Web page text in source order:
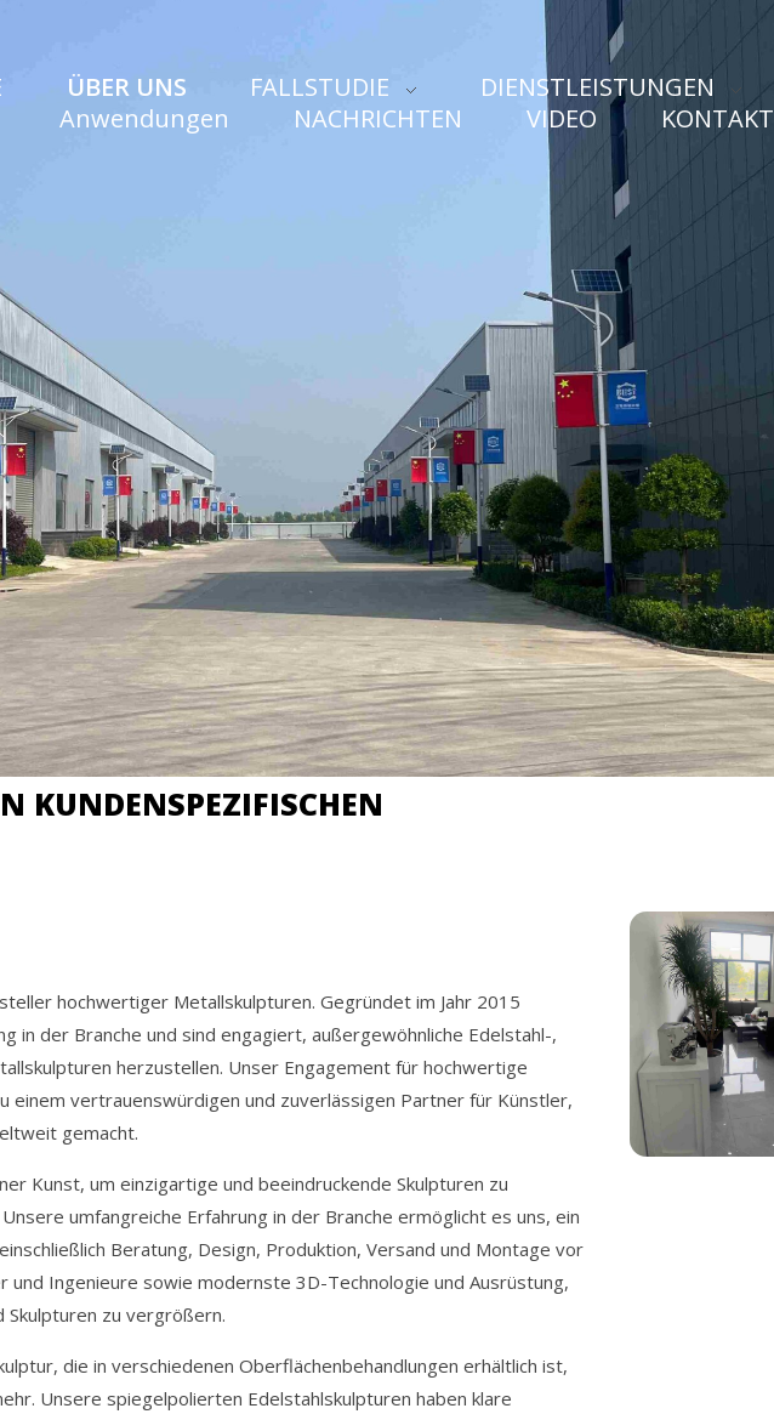
ÜBER UNS FALLSTUDIE
DIENSTLEISTUNGEN
Anwendungen
NACHRICHTEN VIDEO KONTAKT
KUNDENSPEZIFISCHEN
hochwertiger Metallskulpturen. Gegründet im Jahr 2015
in der Branche und sind engagiert, außergewöhnliche Edelstahl-,
herzustellen. Unser Engagement für hochwertige
einem vertrauenswürdigen und zuverlässigen Partner für Künstler,
gemacht.
Kunst, um einzigartige und beeindruckende Skulpturen zu
umfangreiche Erfahrung in der Branche ermöglicht es uns, ein
Beratung, Design, Produktion, Versand und Montage vor
Ingenieure sowie modernste 3D-Technologie und Ausrüstung,
zu vergrößern.
die in verschiedenen Oberflächenbehandlungen erhältlich ist,
Unsere spiegelpolierten Edelstahlskulpturen haben klare